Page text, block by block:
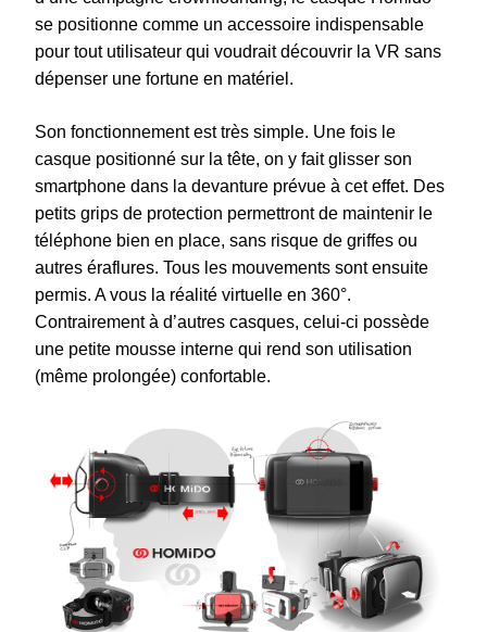
se positionne comme un accessoire indispensable
pour tout utilisateur qui voudrait découvrir la VR sans
dépenser une fortune en matériel.
Son fonctionnement est très simple. Une fois le
casque positionné sur la tête, on y fait glisser son
smartphone dans la devanture prévue à cet effet. Des
petits grips de protection permettront de maintenir le
téléphone bien en place, sans risque de griffes ou
autres éraflures. Tous les mouvements sont ensuite
permis. A vous la réalité virtuelle en 360°.
Contrairement à d’autres casques, celui-ci possède
une petite mousse interne qui rend son utilisation
(même prolongée) confortable.